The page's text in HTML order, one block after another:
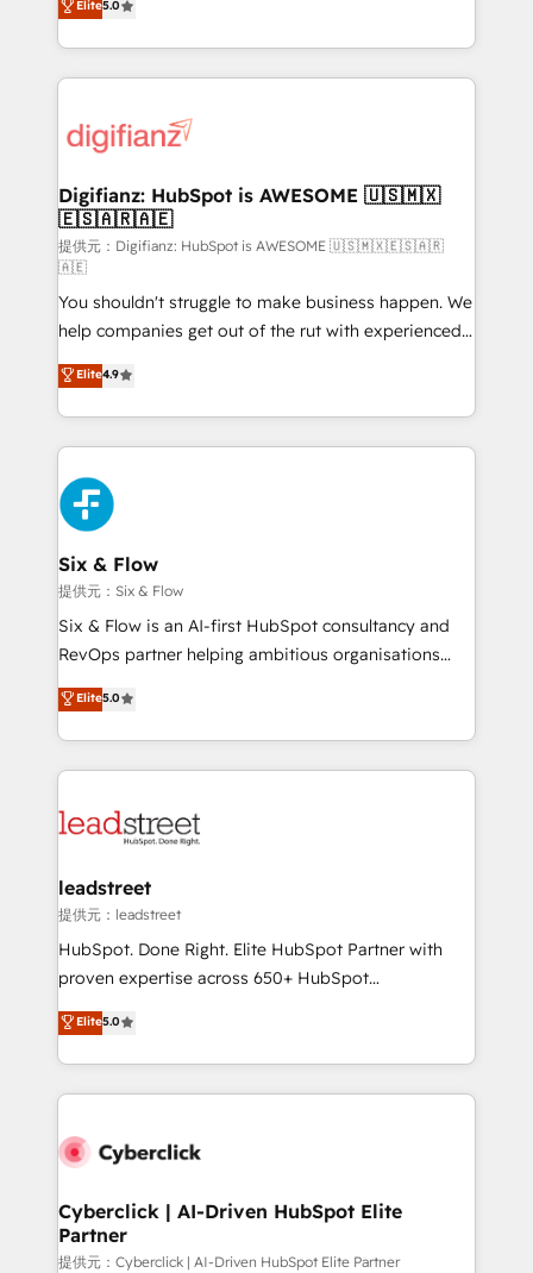
is there for you to: - Grow revenue, and run your
business more efficiently - Build stronger
more people - Get the most out of your HubSpot
investment
maximise their return from digital and fuel their
growth. We modernise platforms, streamline
operations that are causing inefficiencies, improve
supercharge revenue operations Key services: • CRM
Transformation / Web Development • RevOps &
Sales Consulting • Marketing Automation What
makes us different? 🚀 Top 0.5% of global HubSpot
agencies ⚙️ The strongest technical ability and
integration capabilities 💼 Consultative, long-term
partners who will embed ourselves into your
business, processes and systems 🏢 We specialise in
working with mid-market and enterprise
organisations, global organisations and those with
complex use cases 🏆 CRM Implementation,
Platform Enablement, Custom Integration and
Onboarding Accredited 🔐 ISO27001 & ISO9001
Certified
Elite5.0
Digifianz: HubSpot is AWESOME 🇺🇸🇲🇽
🇪🇸🇦🇷🇦🇪
提供元：Digifianz: HubSpot is AWESOME 🇺🇸🇲🇽🇪🇸🇦🇷
🇦🇪
You shouldn't struggle to make business happen. We
help companies get out of the rut with experienced,
process-oriented teams implementing HubSpot
Marketing, Sales, Service, CMS and Operations Hub,
so selling and actually engaging with your customers
feels easy and pain-free. We are a top ranked
HubSpot Elite Partner, winner of Rookie of the Year
and Customer First Awards, 4.9/5 rating in HubSpot
Reviews and 4.9/5 rating in Clutch Reviews. Digifianz
helps the following industries: logistics & 3PL, home
improvement & construction, branding and
commercialization, real estate, health, education,
SaaS, Software Dev & IT and consulting, make the
the United States, EU, UAE, Mexico and Latin
America. From casual user to super fan: make
Elite4.9
Six & Flow
提供元：Six & Flow
Six & Flow is an AI-first HubSpot consultancy and
RevOps partner helping ambitious organisations
grow with clarity, confidence, and intelligence.
Operating across the UK, Netherlands, Ireland, and
Canada, we’ve delivered thousands of successful
HubSpot projects for mid-market and enterprise
combine HubSpot, data, and AI to design connected
and technology for predictable, scalable revenue
growth. Our expertise spans RevOps, CRM and data
architecture, AI enablement, and strategic marketing,
delivered through our proprietary FLAIR framework
Partner and ISO 27001:2022 certified consultancy,
we blend strategy, creativity, and technology to help
Elite5.0
leadstreet
提供元：leadstreet
HubSpot. Done Right. Elite HubSpot Partner with
proven expertise across 650+ HubSpot
implementations. With 12+ years of HubSpot
experience, we help you use the HubSpot platform
to its fullest capacity, improve your current HubSpot
website, or build your new one.
Elite5.0
Cyberclick | AI-Driven HubSpot Elite
Partner
提供元：Cyberclick | AI-Driven HubSpot Elite Partner